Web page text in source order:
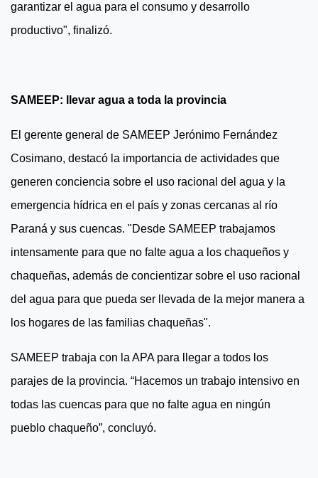
garantizar el agua para el consumo y desarrollo
productivo", finalizó.
SAMEEP: llevar agua a toda la provincia
El gerente general de SAMEEP Jerónimo Fernández
Cosimano, destacó la importancia de actividades que
generen conciencia sobre el uso racional del agua y la
emergencia hídrica en el país y zonas cercanas al río
Paraná y sus cuencas. "Desde SAMEEP trabajamos
intensamente para que no falte agua a los chaqueños y
chaqueñas, además de concientizar sobre el uso racional
del agua para que pueda ser llevada de la mejor manera a
los hogares de las familias chaqueñas".
SAMEEP trabaja con la APA para llegar a todos los
parajes de la provincia. “Hacemos un trabajo intensivo en
todas las cuencas para que no falte agua en ningún
pueblo chaqueño”, concluyó.